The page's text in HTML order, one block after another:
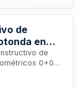
y salud, y
actuaciones.
de
en
de
0+080
de
con